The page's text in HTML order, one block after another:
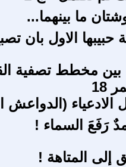
ما بينهما...
حبيبها الاول بان
مخطط تصفية
(الدواعش
رَفَعَ السماء !
إلى المتاهة !